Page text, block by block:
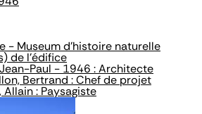
- Museum d'histoire naturelle
de l'édifice
Paul - 1946 : Architecte
Bertrand : Chef de projet
Allain : Paysagiste